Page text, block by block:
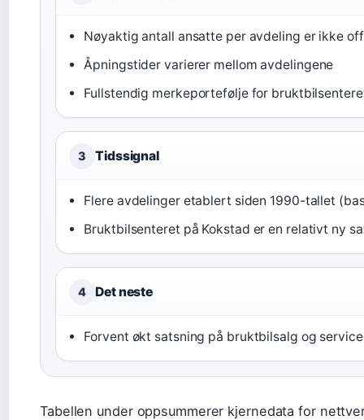
Nøyaktig antall ansatte per avdeling er ikke
Åpningstider varierer mellom avdelingene
Fullstendig merkeportefølje for
3 Tidssignal
Flere avdelinger etablert siden 1990-tallet
Bruktbilsenteret på Kokstad er en relativt ny
4 Det neste
Forvent økt satsning på bruktbilsalg og
Tabellen under oppsummerer kjernedata for